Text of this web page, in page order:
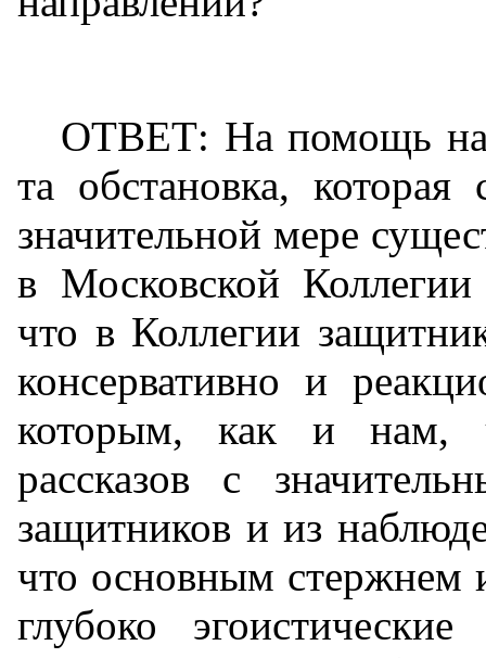
ОТВЕТ: На помощь
та обстановка,
значительной мере
в Московской
что в Коллегии
консервативно и
которым, как и нам,
рассказов с
защитников и из
что основным стержнем
глубоко